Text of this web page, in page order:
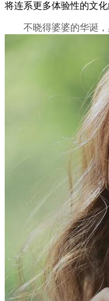
将连系更多体验性的文化
不晓得婆婆的华诞，